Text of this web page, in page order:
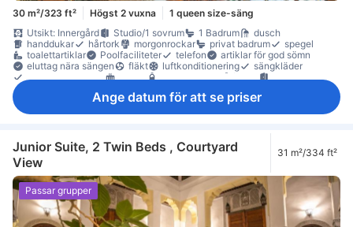
30 m²/323 ft² Högst 2 vuxna
1 queen size-säng
Utsikt: Innergård
Studio/1 sovrum 1 Badrum
dusch
handdukar
hårtork morgonrockar privat badrum
spegel
toalettartiklar
Poolfaciliteter telefon
artiklar för god sömn
eluttag nära sängen
fläkt luftkonditionering
sängkläder
väckningsservice
värme gratis vatten på flaska
anslutande rum
garderob klädhängare
Tillgängligt via trappor
Ange datum för att se priser
Junior Suite, 2 Twin Beds , Courtyard
View
31 m²/334 ft²
Passar grupper